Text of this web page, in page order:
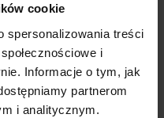
cookie
spersonalizowania treści
i
Informacje o tym, jak
partnerom
i analitycznym.